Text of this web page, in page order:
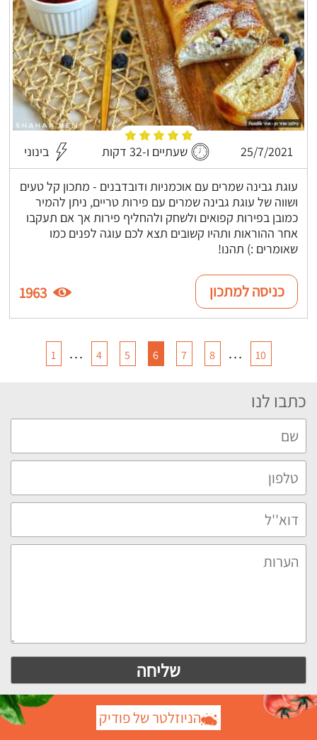
25/7/2021 שעתיים ו-32 דקות בינוני
עוגת גבינה שמרים עם אוכמניות ודובדבנים - מתכון קל טעים
ושווה של עוגת גבינה שמרים עם פירות טריים, ניתן להמיר
כמובן בפירות קפואים ולשחק ולהחליף פירות אך אם תעקבו
אחר ההוראות ותהיו קשובים תצא לכם עוגה לפנים כמו
שאומרים :) תהנו!
כניסה למתכון 1963
1 … 4 5 6 7 8 … 10
כתבו לנו
הניוזלטר של פודיק